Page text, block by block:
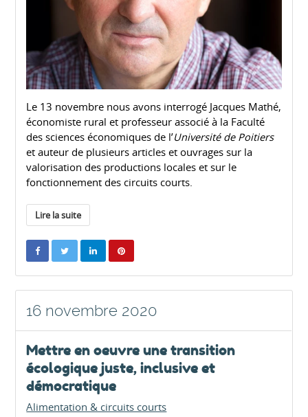
Le 13 novembre nous avons interrogé Jacques Mathé,
économiste rural et professeur associé à la Faculté
des sciences économiques de l’Université de Poitiers
et auteur de plusieurs articles et ouvrages sur la
valorisation des productions locales et sur le
fonctionnement des circuits courts.
Lire la suite
16 novembre 2020
Mettre en oeuvre une transition
écologique juste, inclusive et
démocratique
Alimentation & circuits courts